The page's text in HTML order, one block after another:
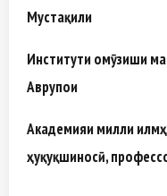
Мустақили
Институти омӯзиши
Аврупои
Академияи милли
ҳуқуқшиносӣ,